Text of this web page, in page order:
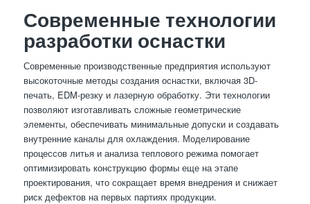
Современные технологии
разработки оснастки
Современные производственные предприятия используют
высокоточные методы создания оснастки, включая 3D-
печать, EDM-резку и лазерную обработку. Эти технологии
позволяют изготавливать сложные геометрические
элементы, обеспечивать минимальные допуски и создавать
внутренние каналы для охлаждения. Моделирование
процессов литья и анализа теплового режима помогает
оптимизировать конструкцию формы еще на этапе
проектирования, что сокращает время внедрения и снижает
риск дефектов на первых партиях продукции.